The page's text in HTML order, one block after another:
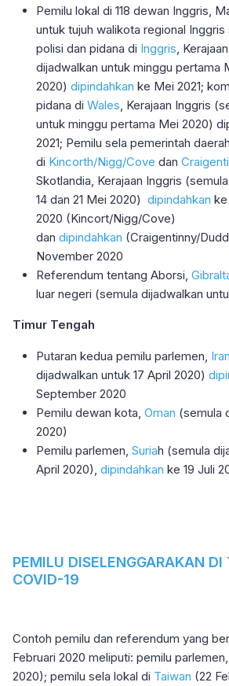
Pemilu lokal di 118 dewan Inggris,
untuk tujuh walikota regional
polisi dan pidana di Inggris ,
dijadwalkan untuk minggu pertama
2020) dipindahkan ke Mei 2021;
pidana di Wales , Kerajaan Inggris
untuk minggu pertama Mei 2020)
2021; Pemilu sela pemerintah daerah
di Kincorth/Nigg/Cove dan
Skotlandia, Kerajaan Inggris
14 dan 21 Mei 2020) dipindahkan
2020 (Kincort/Nigg/Cove)
dan dipindahkan (Craigentinny/
November 2020
Referendum tentang Aborsi,
luar negeri (semula dijadwalkan
Timur Tengah
Putaran kedua pemilu parlemen, Iran
dijadwalkan untuk 17 April 2020)
September 2020
Pemilu dewan kota, Oman (semula
2020)
Pemilu parlemen, Suriah (semula
April 2020), dipindahkan ke 19 Juli
PEMILU DISELENGGARAKAN DI
COVID-19
Contoh pemilu dan referendum yang
Februari 2020 meliputi: pemilu parlemen,
2020); pemilu sela lokal di Taiwan (22